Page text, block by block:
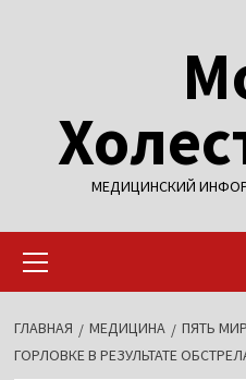
МЕДИЦИНСКИЙ
меню
ГЛАВНАЯ МЕДИЦИНА
ПЯТЬ
ГОРЛОВКЕ В РЕЗУЛЬТАТЕ